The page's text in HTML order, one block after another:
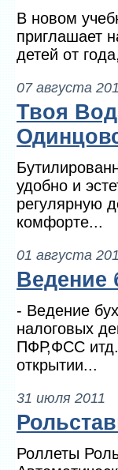
В новом
приглашает
детей от
07 августа
Твоя
удобно и
регулярную
комфорте...
01 августа
Ведение
- Ведение
налоговых
ПФР,ФСС
открытии...
31 июля 2011
Роллеты